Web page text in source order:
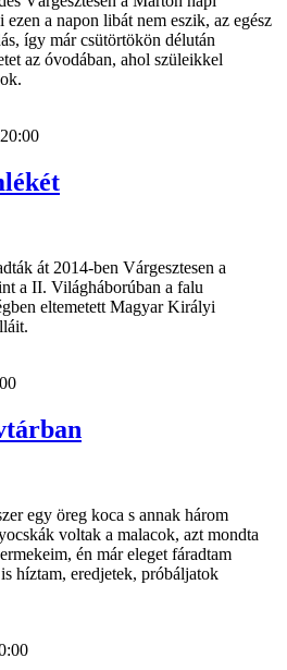
a napon libát nem eszik, az egész
így már csütörtökön délután
az óvodában, ahol szüleikkel
át 2014-ben Várgesztesen a
a II. Világháborúban a falu
eltemetett Magyar Királyi
egy öreg koca s annak három
voltak a malacok, azt mondta
én már eleget fáradtam
híztam, eredjetek, próbáljatok